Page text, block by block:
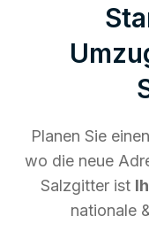
Planen Sie
wo die neue
Salzgitter ist
nationale